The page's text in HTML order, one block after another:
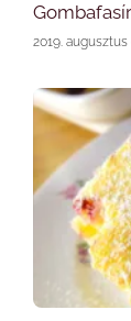
2019. augusztus